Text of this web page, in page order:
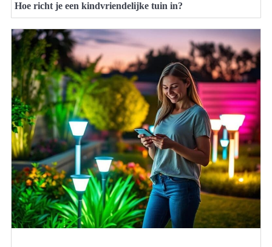
Hoe richt je een kindvriendelijke tuin in?